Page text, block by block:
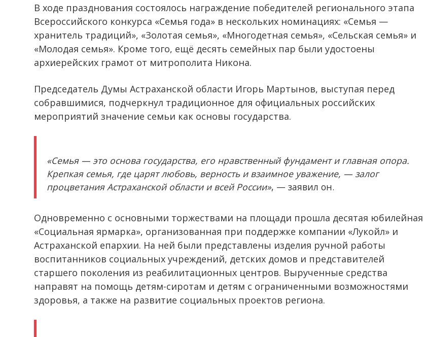
В ходе празднования состоялось награждение победителей регионального этапа
Всероссийского конкурса «Семья года» в нескольких номинациях: «Семья —
хранитель традиций», «Золотая семья», «Многодетная семья», «Сельская семья» и
«Молодая семья». Кроме того, ещё десять семейных пар были удостоены
архиерейских грамот от митрополита Никона.
Председатель Думы Астраханской области Игорь Мартынов, выступая перед
собравшимися, подчеркнул традиционное для официальных российских
мероприятий значение семьи как основы государства.
«Семья — это основа государства, его нравственный фундамент и главная опора.
Крепкая семья, где царят любовь, верность и взаимное уважение, — залог
процветания Астраханской области и всей России», — заявил он.
Одновременно с основными торжествами на площади прошла десятая юбилейная
«Социальная ярмарка», организованная при поддержке компании «Лукойл» и
Астраханской епархии. На ней были представлены изделия ручной работы
воспитанников социальных учреждений, детских домов и представителей
старшего поколения из реабилитационных центров. Вырученные средства
направят на помощь детям-сиротам и детям с ограниченными возможностями
здоровья, а также на развитие социальных проектов региона.